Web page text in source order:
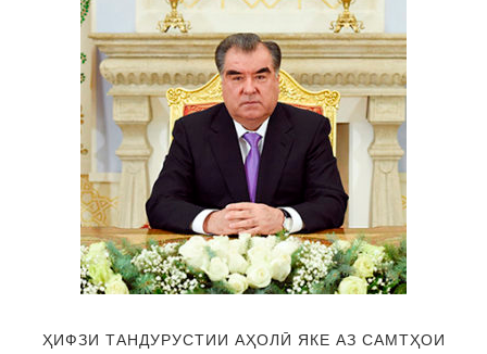
ҲИФЗИ ТАНДУРУСТИИ АҲОЛӢ ЯКЕ АЗ САМТҲОИ